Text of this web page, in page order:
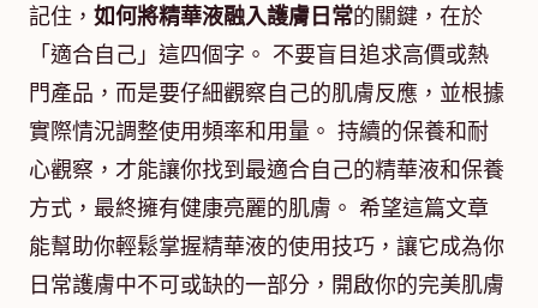
記住， 如何將精華液融入護膚日常的關鍵，在於
「適合自己」這四個字。 不要盲目追求高價或熱
門產品，而是要仔細觀察自己的肌膚反應，並根據
實際情況調整使用頻率和用量。 持續的保養和耐
心觀察，才能讓你找到最適合自己的精華液和保養
方式，最終擁有健康亮麗的肌膚。 希望這篇文章
能幫助你輕鬆掌握精華液的使用技巧，讓它成為你
日常護膚中不可或缺的一部分，開啟你的完美肌膚